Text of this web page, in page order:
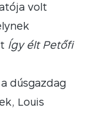
volt
Így élt Petőfi
dúsgazdag
Louis